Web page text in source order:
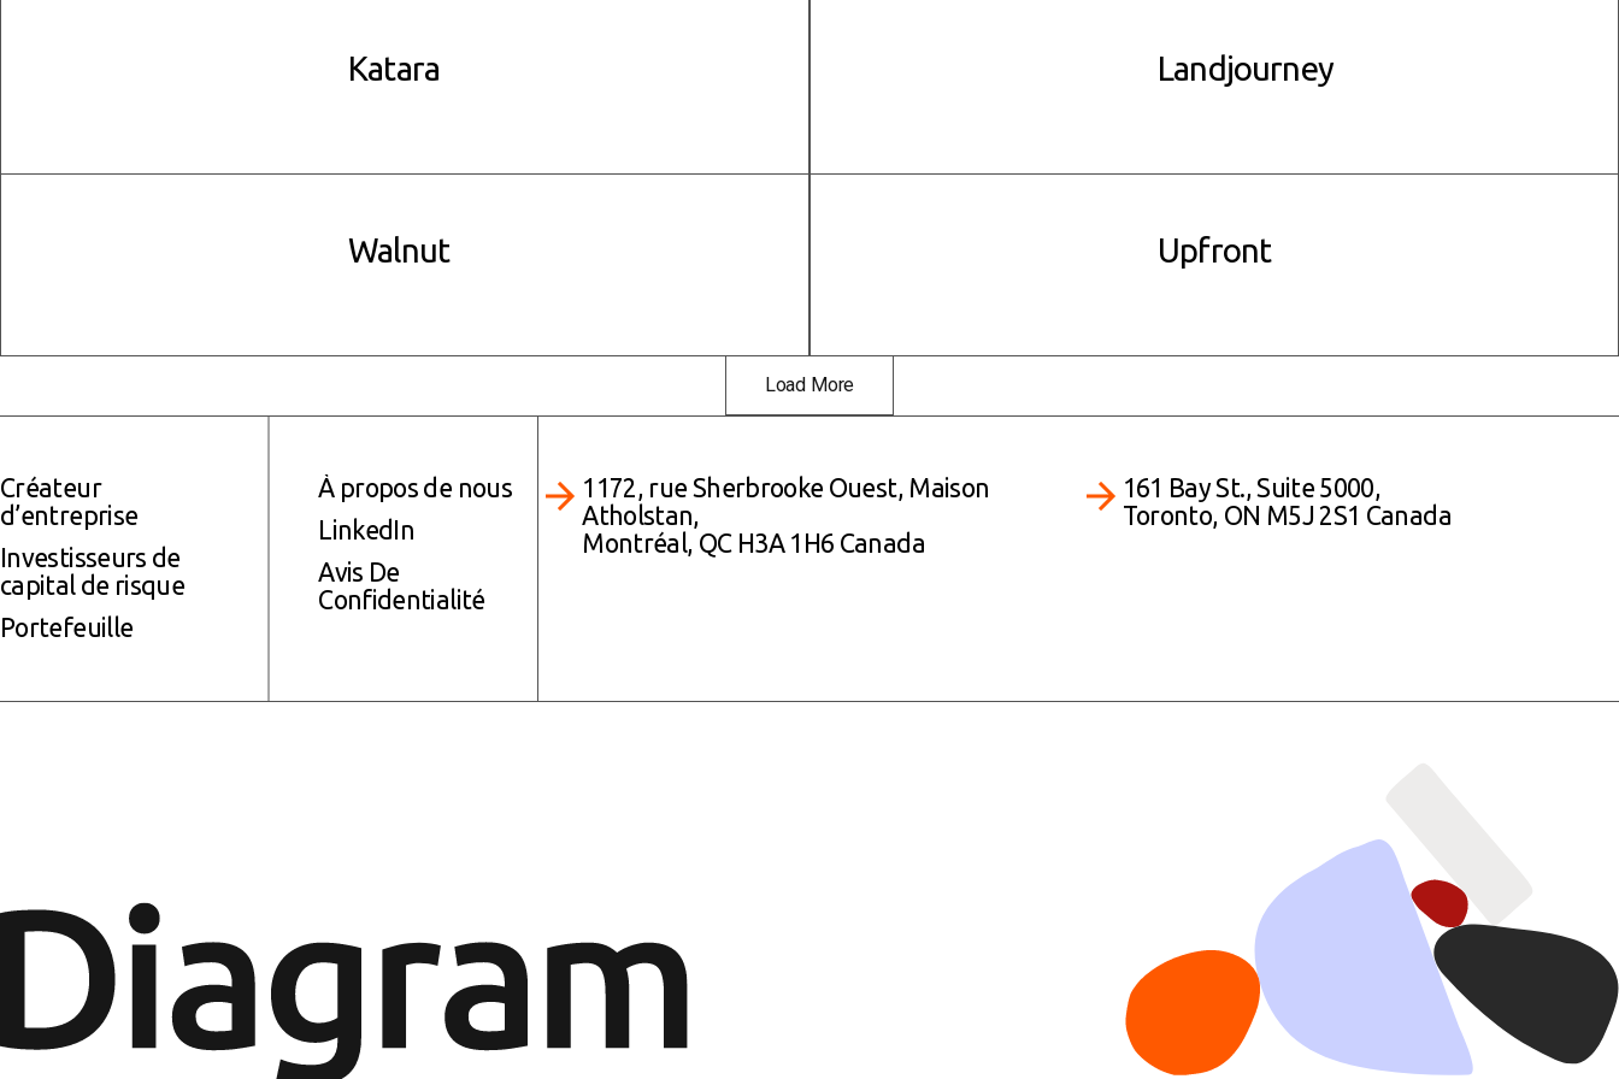
Katara Landjourney
Walnut Upfront
Load More
Créateur
d’entreprise
Investisseurs de
capital de risque
Portefeuille
À propos de nous
LinkedIn
Avis De
Confidentialité
1172, rue Sherbrooke Ouest, Maison
Atholstan,
Montréal, QC H3A 1H6 Canada
161 Bay St., Suite 5000,
Toronto, ON M5J 2S1 Canada